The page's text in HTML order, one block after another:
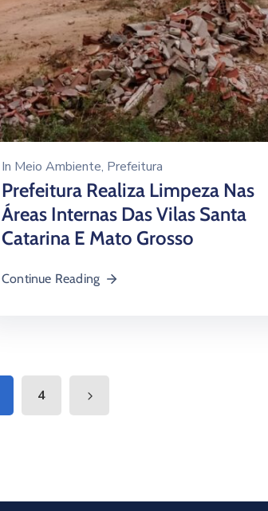
In Meio Ambiente‚ Prefeitura
Prefeitura Realiza Limpeza Nas
Áreas Internas Das Vilas Santa
Catarina E Mato Grosso
Continue Reading
4